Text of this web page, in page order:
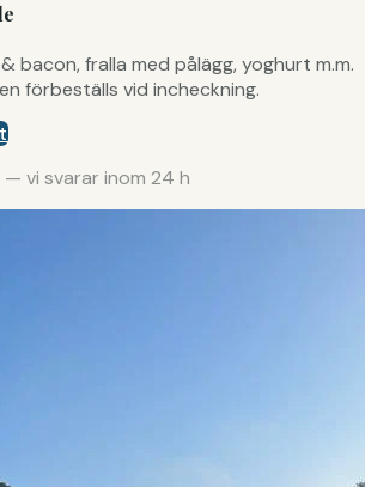
bacon, fralla med pålägg, yoghurt m.m.
förbeställs vid incheckning.
— vi svarar inom 24 h